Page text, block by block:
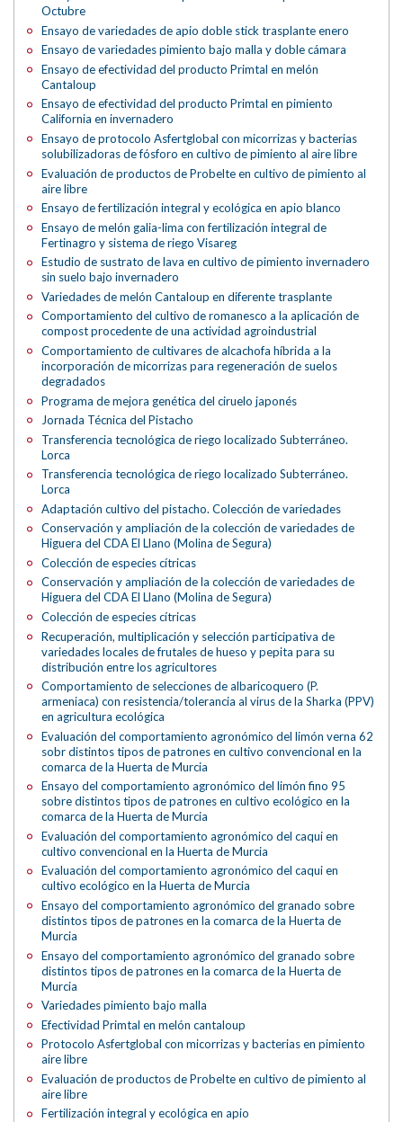
Octubre
Ensayo de variedades de apio doble stick trasplante enero
Ensayo de variedades pimiento bajo malla y doble cámara
Ensayo de efectividad del producto Primtal en melón
Cantaloup
Ensayo de efectividad del producto Primtal en pimiento
California en invernadero
Ensayo de protocolo Asfertglobal con micorrizas y bacterias
solubilizadoras de fósforo en cultivo de pimiento al aire libre
Evaluación de productos de Probelte en cultivo de pimiento al
aire libre
Ensayo de fertilización integral y ecológica en apio blanco
Ensayo de melón galia-lima con fertilización integral de
Fertinagro y sistema de riego Visareg
Estudio de sustrato de lava en cultivo de pimiento invernadero
sin suelo bajo invernadero
Variedades de melón Cantaloup en diferente trasplante
Comportamiento del cultivo de romanesco a la aplicación de
compost procedente de una actividad agroindustrial
Comportamiento de cultivares de alcachofa híbrida a la
incorporación de micorrizas para regeneración de suelos
degradados
Programa de mejora genética del ciruelo japonés
Jornada Técnica del Pistacho
Transferencia tecnológica de riego localizado Subterráneo.
Lorca
Transferencia tecnológica de riego localizado Subterráneo.
Lorca
Adaptación cultivo del pistacho. Colección de variedades
Conservación y ampliación de la colección de variedades de
Higuera del CDA El Llano (Molina de Segura)
Colección de especies cítricas
Conservación y ampliación de la colección de variedades de
Higuera del CDA El Llano (Molina de Segura)
Colección de especies cítricas
Recuperación, multiplicación y selección participativa de
variedades locales de frutales de hueso y pepita para su
distribución entre los agricultores
Comportamiento de selecciones de albaricoquero (P.
armeniaca) con resistencia/tolerancia al virus de la Sharka (PPV)
en agricultura ecológica
Evaluación del comportamiento agronómico del limón verna 62
sobr distintos tipos de patrones en cultivo convencional en la
comarca de la Huerta de Murcia
Ensayo del comportamiento agronómico del limón fino 95
sobre distintos tipos de patrones en cultivo ecológico en la
comarca de la Huerta de Murcia
Evaluación del comportamiento agronómico del caqui en
cultivo convencional en la Huerta de Murcia
Evaluación del comportamiento agronómico del caqui en
cultivo ecológico en la Huerta de Murcia
Ensayo del comportamiento agronómico del granado sobre
distintos tipos de patrones en la comarca de la Huerta de
Murcia
Ensayo del comportamiento agronómico del granado sobre
distintos tipos de patrones en la comarca de la Huerta de
Murcia
Variedades pimiento bajo malla
Efectividad Primtal en melón cantaloup
Protocolo Asfertglobal con micorrizas y bacterias en pimiento
aire libre
Evaluación de productos de Probelte en cultivo de pimiento al
aire libre
Fertilización integral y ecológica en apio